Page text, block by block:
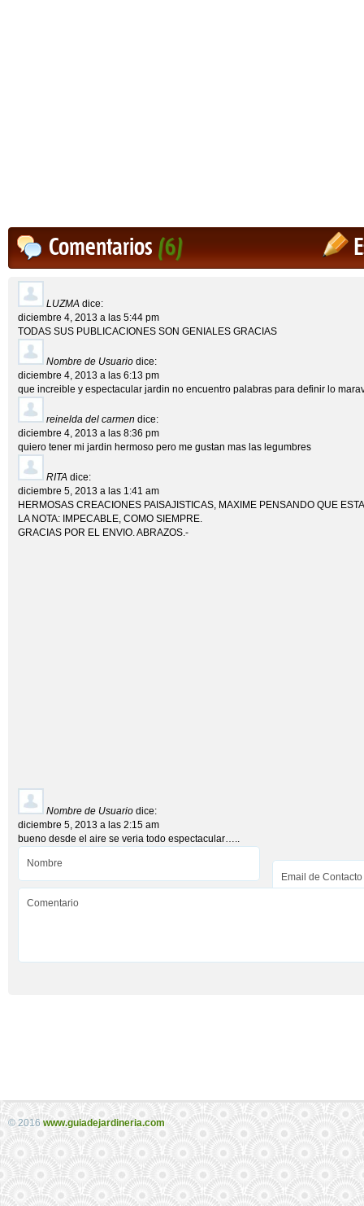
Comentarios(6)
LUZMA dice:
diciembre 4, 2013 a las 5:44 pm
TODAS SUS PUBLICACIONES SON GENIALES GRACIAS
Nombre de Usuario dice:
diciembre 4, 2013 a las 6:13 pm
que increible y espectacular jardin no encuentro palabras para definir lo
reinelda del carmen dice:
diciembre 4, 2013 a las 8:36 pm
quiero tener mi jardin hermoso pero me gustan mas las legumbres
RITA dice:
diciembre 5, 2013 a las 1:41 am
HERMOSAS CREACIONES PAISAJISTICAS, MAXIME PENSANDO QUE
LA NOTA: IMPECABLE, COMO SIEMPRE.
GRACIAS POR EL ENVIO. ABRAZOS.-
Nombre de Usuario dice:
diciembre 5, 2013 a las 2:15 am
bueno desde el aire se veria todo espectacular…..
© 2016 www.guiadejardineria.com